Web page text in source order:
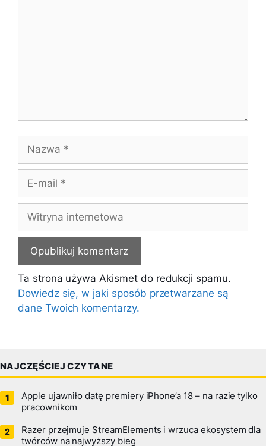
Nazwa
Witryna
internetowa
Ta strona używa Akismet do redukcji spamu.
Dowiedz się, w jaki sposób przetwarzane są
dane Twoich komentarzy.
NAJCZĘŚCIEJ CZYTANE
Apple ujawniło datę premiery iPhone’a 18 – na razie tylko
pracownikom
Razer przejmuje StreamElements i wrzuca ekosystem dla
twórców na najwyższy bieg